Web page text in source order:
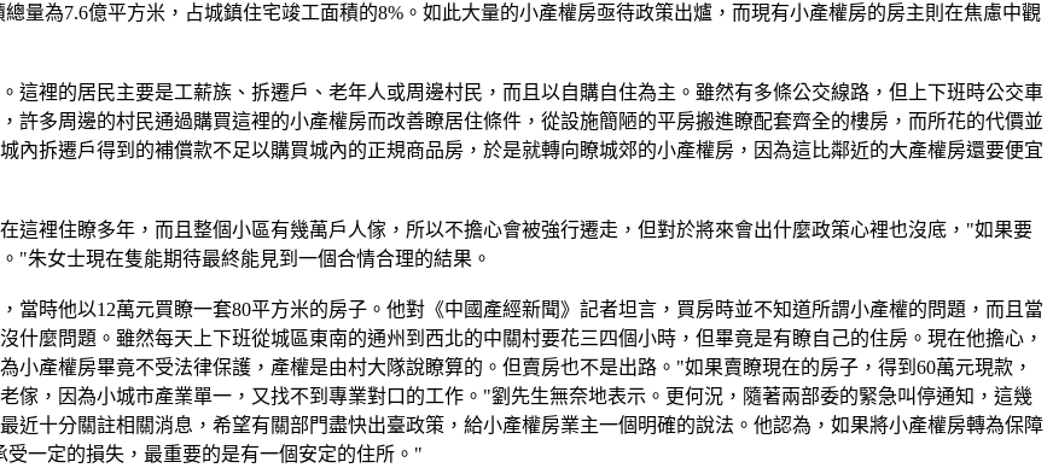
量為7.6億平方米，占城鎮住宅竣工面積的8%。如此大量的小產權房亟待政策出爐，而現有小產權房的房主則在焦慮中觀
裡的居民主要是工薪族、拆遷戶、老年人或周邊村民，而且以自購自住為主。雖然有多條公交線路，但上下班時公交車
許多周邊的村民通過購買這裡的小產權房而改善瞭居住條件，從設施簡陋的平房搬進瞭配套齊全的樓房，而所花的代價並
內拆遷戶得到的補償款不足以購買城內的正規商品房，於是就轉向瞭城郊的小產權房，因為這比鄰近的大產權房還要便宜
裡住瞭多年，而且整個小區有幾萬戶人傢，所以不擔心會被強行遷走，但對於將來會出什麼政策心裡也沒底，"如果要
"朱女士現在隻能期待最終能見到一個合情合理的結果。
時他以12萬元買瞭一套80平方米的房子。他對《中國產經新聞》記者坦言，買房時並不知道所謂小產權的問題，而且當
麼問題。雖然每天上下班從城區東南的通州到西北的中關村要花三四個小時，但畢竟是有瞭自己的住房。現在他擔心，
小產權房畢竟不受法律保護，產權是由村大隊說瞭算的。但賣房也不是出路。"如果賣瞭現在的房子，得到60萬元現款，
傢，因為小城市產業單一，又找不到專業對口的工作。"劉先生無奈地表示。更何況，隨著兩部委的緊急叫停通知，這幾
近十分關註相關消息，希望有關部門盡快出臺政策，給小產權房業主一個明確的說法。他認為，如果將小產權房轉為保障
一定的損失，最重要的是有一個安定的住所。"